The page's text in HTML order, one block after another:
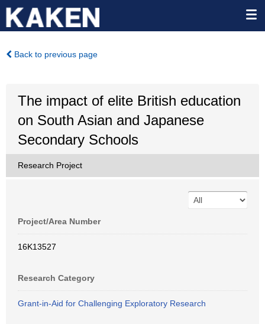
Back to previous page
The impact of elite British education
on South Asian and Japanese
Secondary Schools
Research Project
Project/Area Number
16K13527
Research Category
Grant-in-Aid for Challenging Exploratory Research